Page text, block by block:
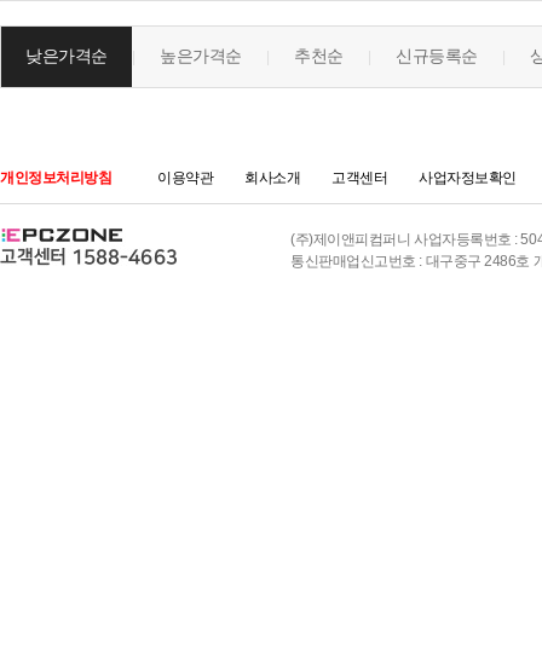
낮은가격순 높은가격순 추천순 신규등록순
개인정보처리방침 이용약관 회사소개 고객센터 사업자정보확인
(주)제이앤피컴퍼니 사업자등록번호 :
통신판매업신고번호 : 대구중구 2486호